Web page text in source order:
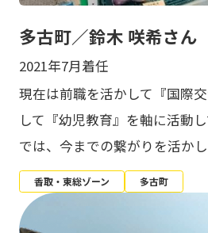
多古町／鈴木 咲希さん
2021年7月着任
現在は前職を活かして『国際
して『幼児教育』を軸に活動
では、今までの繋がりを活か
香取・東総ゾーン 多古町